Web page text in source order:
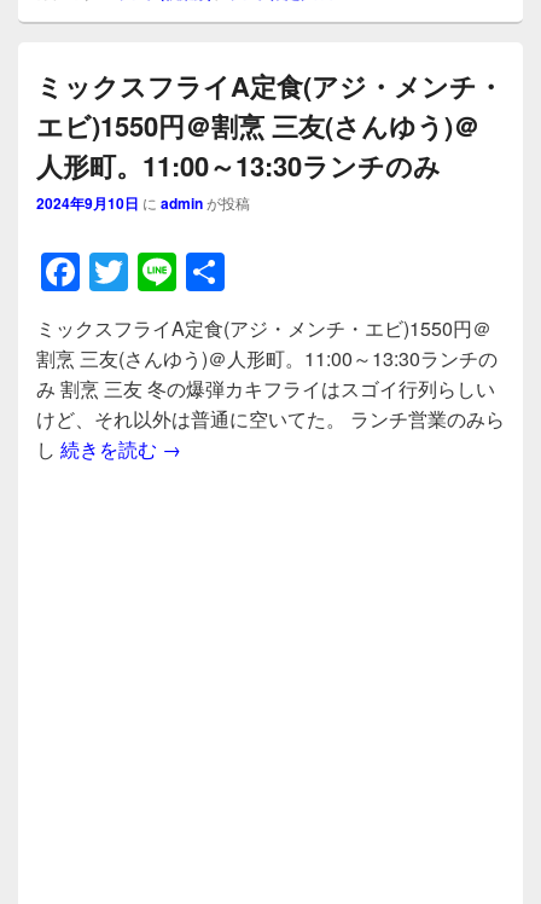
k
ミックスフライA定食(アジ・メンチ・
エビ)1550円＠割烹 三友(さんゆう)＠
人形町。11:00～13:30ランチのみ
2024年9月10日 に adminが投稿
F
a
c
e
b
o
T
wi
tt
er
Li
n
e
有
ミックスフライA定食(アジ・メンチ・エビ)1550円＠
割烹 三友(さんゆう)＠人形町。11:00～13:30ランチの
み 割烹 三友 冬の爆弾カキフライはスゴイ行列らしい
けど、それ以外は普通に空いてた。 ランチ営業のみら
し 続きを読む ミックスフライA定食(アジ・メンチ・エ
→